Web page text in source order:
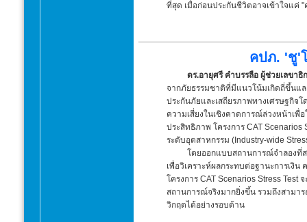
ที่สุด เมื่อก่อนประกันชีวิตอาจเข้าใจแค่
คปภ. 'ชู'
ดร.อายุศรี คำบรรลือ ผู้ช่วยเลขา
จากภัยธรรมชาติที่มีแนวโน้มเกิดถี่ขึ้นแ
ประกันภัยและเสถียรภาพทางเศรษฐกิจ
ความเสี่ยงในเชิงคาดการณ์ล่วงหน้าเ
ประสิทธิภาพ โครงการ CAT
ระดับอุตสาหกรรม (Industry-wide
โดยออกแบบสถานการณ์จำลองที่
เพื่อวิเคราะห์ผลกระทบต่อฐานะการเงิ
โครงการ CAT Scenarios Stress
สถานการณ์จริงมากยิ่งขึ้น รวมถึงสามา
วิกฤตได้อย่างรอบด้าน